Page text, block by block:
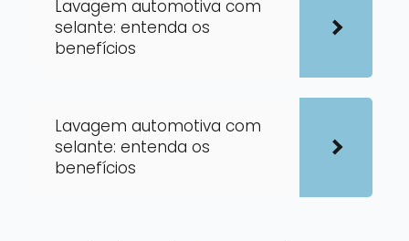
Lavagem automotiva com
selante: entenda os
benefícios
Lavagem automotiva com
selante: entenda os
benefícios